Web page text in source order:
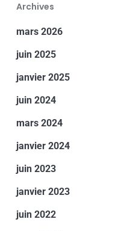
Archives
mars 2026
juin 2025
janvier 2025
juin 2024
mars 2024
janvier 2024
juin 2023
janvier 2023
juin 2022